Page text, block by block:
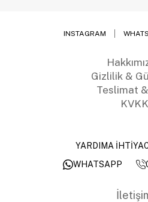
INSTAGRAM
Gizlilik &
Teslimat
KVKK
YARDIMA
WHATSAPP